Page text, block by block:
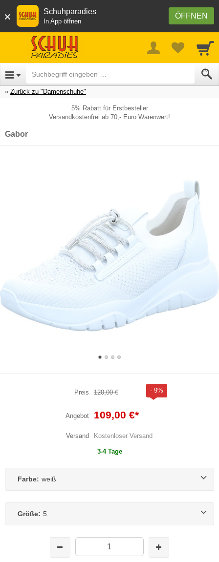
× ÖFFNEN
Schuhparadies
In App öffnen
Zurück zu "Damenschuhe"
5% Rabatt für Erstbesteller
Versandkostenfrei ab 70,- Euro Warenwert!
Gabor
Preis 120,00 € - 9%
Angebot 109,00 €*
Versand Kostenloser Versand
3-4 Tage
Farbe: weiß
Größe: 5